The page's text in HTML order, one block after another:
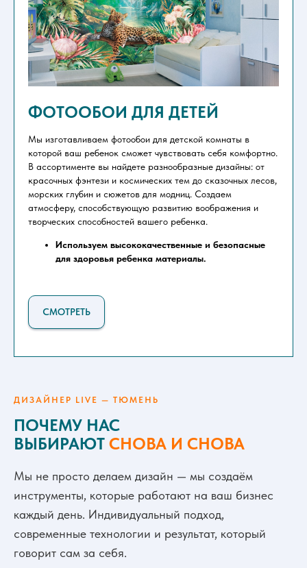
ФОТООБОИ ДЛЯ ДЕТЕЙ
Мы изготавливаем фотообои для детской комнаты в
которой ваш ребенок сможет чувствовать себя комфортно.
В ассортименте вы найдете разнообразные дизайны: от
красочных фэнтези и космических тем до сказочных лесов,
морских глубин и сюжетов для модниц. Создаем
атмосферу, способствующую развитию воображения и
творческих способностей вашего ребенка.
Используем высококачественные и безопасные
для здоровья ребенка материалы.
СМОТРЕТЬ
ДИЗАЙНЕР LIVE — ТЮМЕНЬ
ПОЧЕМУ НАС
ВЫБИРАЮТ СНОВА И СНОВА
Мы не просто делаем дизайн — мы создаём
инструменты, которые работают на ваш бизнес
каждый день. Индивидуальный подход,
современные технологии и результат, который
говорит сам за себя.